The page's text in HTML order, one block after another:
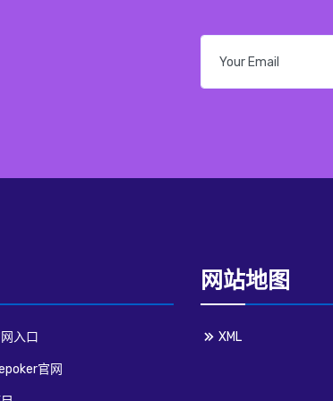
入口
官网
网站地图
XML